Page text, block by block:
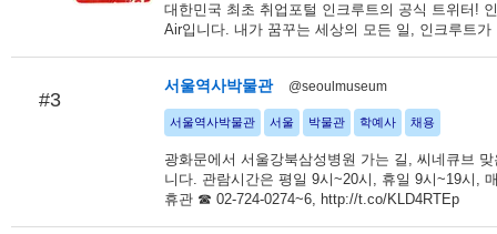
대한민국 최초 취업포털 인크루트의 공식 트위터!
Air입니다. 내가 꿈꾸는 세상의 모든 일, 인크루트가
#3
서울역사박물관 @seoulmuseum
서울역사박물관 서울 박물관 학예사 채용
광화문에서 서울강북삼성병원 가는 길, 씨네큐브
니다. 관람시간은 평일 9시~20시, 휴일 9시~19시,
휴관 ☎ 02-724-0274~6, http://t.co/KLD4RTEp